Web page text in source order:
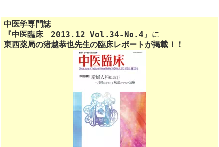
中医学専門誌
『中医臨床 2013.12 Vol.34-No.4』に
東西薬局の猪越恭也先生の臨床レポートが掲載！！